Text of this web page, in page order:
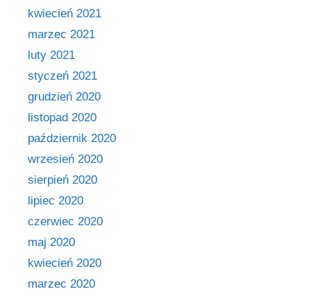
kwiecień 2021
marzec 2021
luty 2021
styczeń 2021
grudzień 2020
listopad 2020
październik 2020
wrzesień 2020
sierpień 2020
lipiec 2020
czerwiec 2020
maj 2020
kwiecień 2020
marzec 2020